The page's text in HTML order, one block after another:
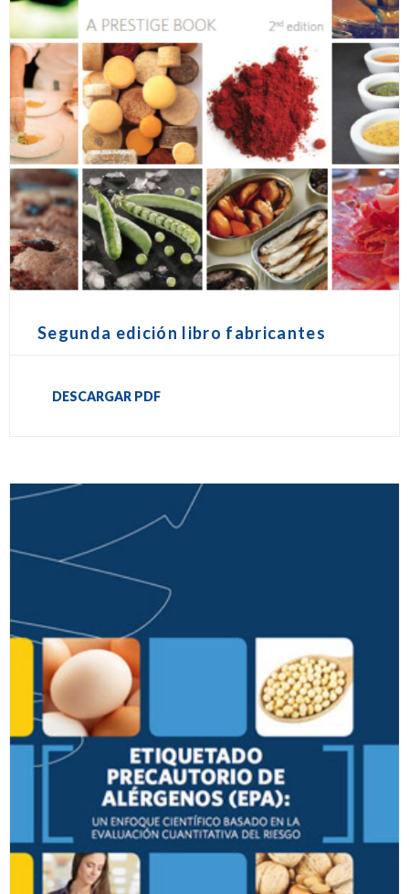
Segunda edición libro fabricantes
DESCARGAR PDF